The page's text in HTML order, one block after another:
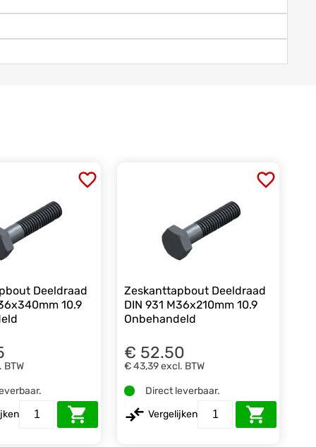
Deeldraad
10.9
BTW
Zeskanttapbout Deeldraad
DIN 931 M36x210mm 10.9
Onbehandeld
€ 52.50
€ 43,39excl. BTW
Direct leverbaar.
Vergelijken